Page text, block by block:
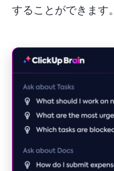
することができます。